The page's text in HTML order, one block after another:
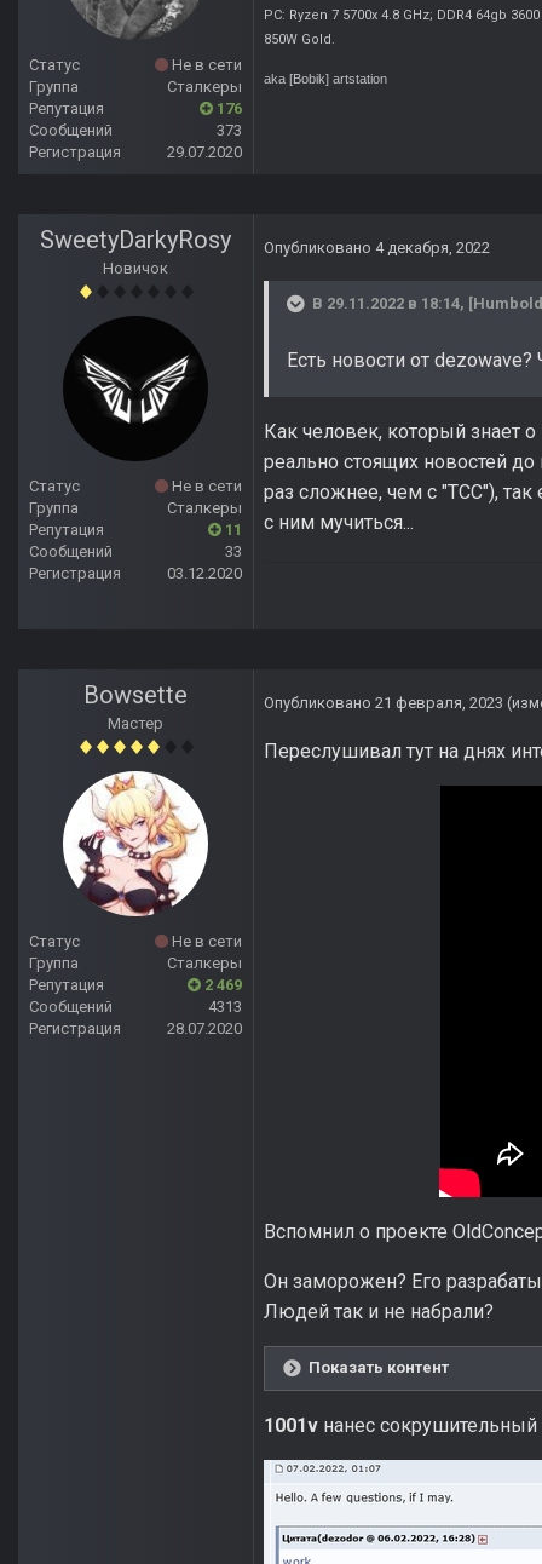
Статус
Не в сети
Группа
Сталкеры
Репутация
176
Сообщений
373
Регистрация
29.07.2020
PC: Ryzen 7 5700x 4.8 GHz; DDR4 64gb
850W Gold .
aka [Bobik] artstation
SweetyDarkyRosy
Новичок
Статус
Не в сети
Группа
Сталкеры
Репутация
11
Сообщений
33
Регистрация
03.12.2020
Опубликовано 4 декабря, 2022
В 29.11.2022 в 18:14,
Есть новости от
Как человек, который знает о
реально стоящих новостей
раз сложнее, чем с "ТСС"),
с ним мучиться...
Bowsette
Мастер
Статус
Не в сети
Группа
Сталкеры
Репутация
2 469
Сообщений
4313
Регистрация
28.07.2020
Опубликовано 21 февраля, 2023
Переслушивал тут на днях
Вспомнил о проекте
Он заморожен? Его
Людей так и не набрали?
Показать контент
1001v нанес